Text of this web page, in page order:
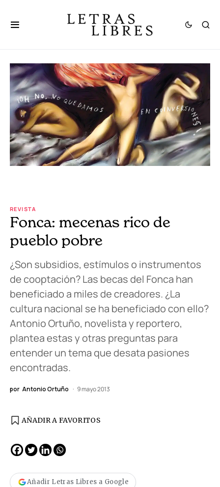
REVISTA
Fonca: mecenas rico de
pueblo pobre
¿Son subsidios, estímulos o instrumentos
de cooptación? Las becas del Fonca han
beneficiado a miles de creadores. ¿La
cultura nacional se ha beneficiado con ello?
Antonio Ortuño, novelista y reportero,
plantea estas y otras preguntas para
entender un tema que desata pasiones
encontradas.
por Antonio Ortuño 9 mayo 2013
AÑADIR A FAVORITOS
Añadir Letras Libres a Google